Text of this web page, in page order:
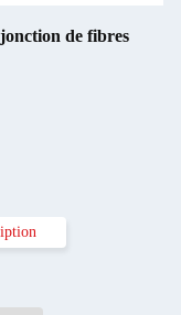
de fibres